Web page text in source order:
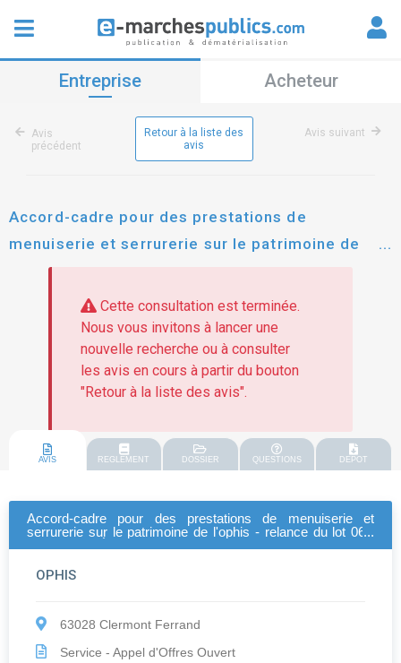
Entreprise Acheteur
Avis
précédent
Retour à la liste des
avis
Avis suivant
Accord-cadre pour des prestations de
menuiserie et serrurerie sur le patrimoine de
l'ophis - relance du lot 06 : serrurerie/mÉtallerie
- agences cournon et thiers
Cette consultation est terminée.
Nous vous invitons à lancer une
nouvelle recherche ou à consulter
les avis en cours à partir du bouton
"Retour à la liste des avis".
AVIS REGLEMENT DOSSIER QUESTIONS DEPOT
Accord-cadre pour des prestations de menuiserie et
serrurerie sur le patrimoine de l'ophis - relance du lot 06 :
OPHIS
63028 Clermont Ferrand
Service - Appel d'Offres Ouvert